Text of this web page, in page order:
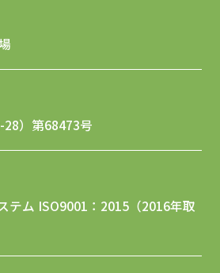
）第68473号
テム ISO9001：2015（2016年取